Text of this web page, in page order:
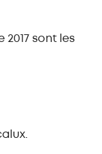
2017 sont les